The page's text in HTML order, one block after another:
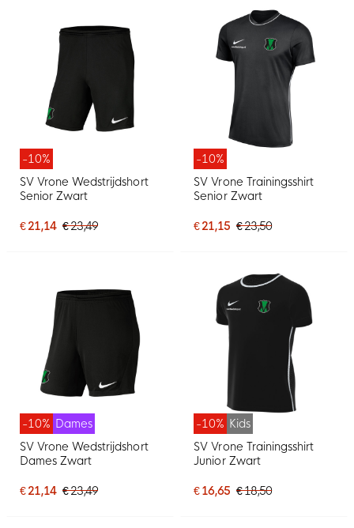
-10%
SV Vrone Wedstrijdshort
Senior Zwart
€ 21,14 € 23,49
-10%
SV Vrone Trainingsshirt
Senior Zwart
€ 21,15 € 23,50
-10% Dames
SV Vrone Wedstrijdshort
Dames Zwart
€ 21,14 € 23,49
-10% Kids
SV Vrone Trainingsshirt
Junior Zwart
€ 16,65 € 18,50